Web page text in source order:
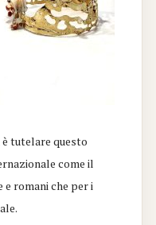
tutelare questo
come il
e romani che per i